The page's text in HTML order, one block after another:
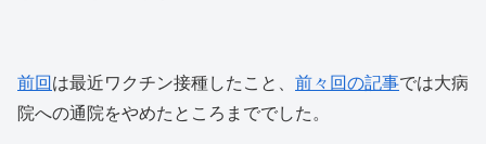
前回は最近ワクチン接種したこと、 前々回の記事では大病
院への通院をやめたところまででした。